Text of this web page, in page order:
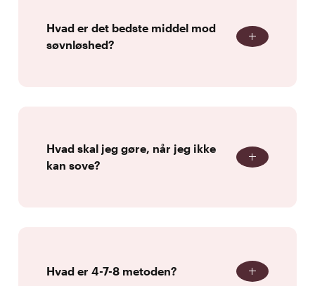
Hvad er det bedste middel mod
søvnløshed?
Hvad skal jeg gøre, når jeg ikke
kan sove?
Hvad er 4-7-8 metoden?